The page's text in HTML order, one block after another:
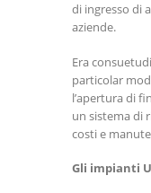
di ingresso di
aziende.
Era
particolar
l’apertura di
un sistema di
costi e
Gli impianti